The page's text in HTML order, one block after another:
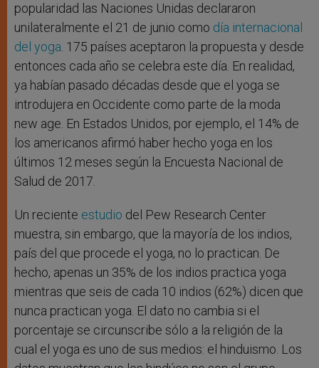
popularidad las Naciones Unidas declararon
unilateralmente el 21 de junio como día internacional
del yoga . 175 países aceptaron la propuesta y desde
entonces cada año se celebra este día. En realidad,
ya habían pasado décadas desde que el yoga se
introdujera en Occidente como parte de la moda
new age. En Estados Unidos, por ejemplo, el 14% de
los americanos afirmó haber hecho yoga en los
últimos 12 meses según la Encuesta Nacional de
Salud de 2017.
Un reciente estudio del Pew Research Center
muestra, sin embargo, que la mayoría de los indios,
país del que procede el yoga, no lo practican. De
hecho, apenas un 35% de los indios practica yoga
mientras que seis de cada 10 indios (62%) dicen que
nunca practican yoga. El dato no cambia si el
porcentaje se circunscribe sólo a la religión de la
cual el yoga es uno de sus medios: el hinduismo. Los